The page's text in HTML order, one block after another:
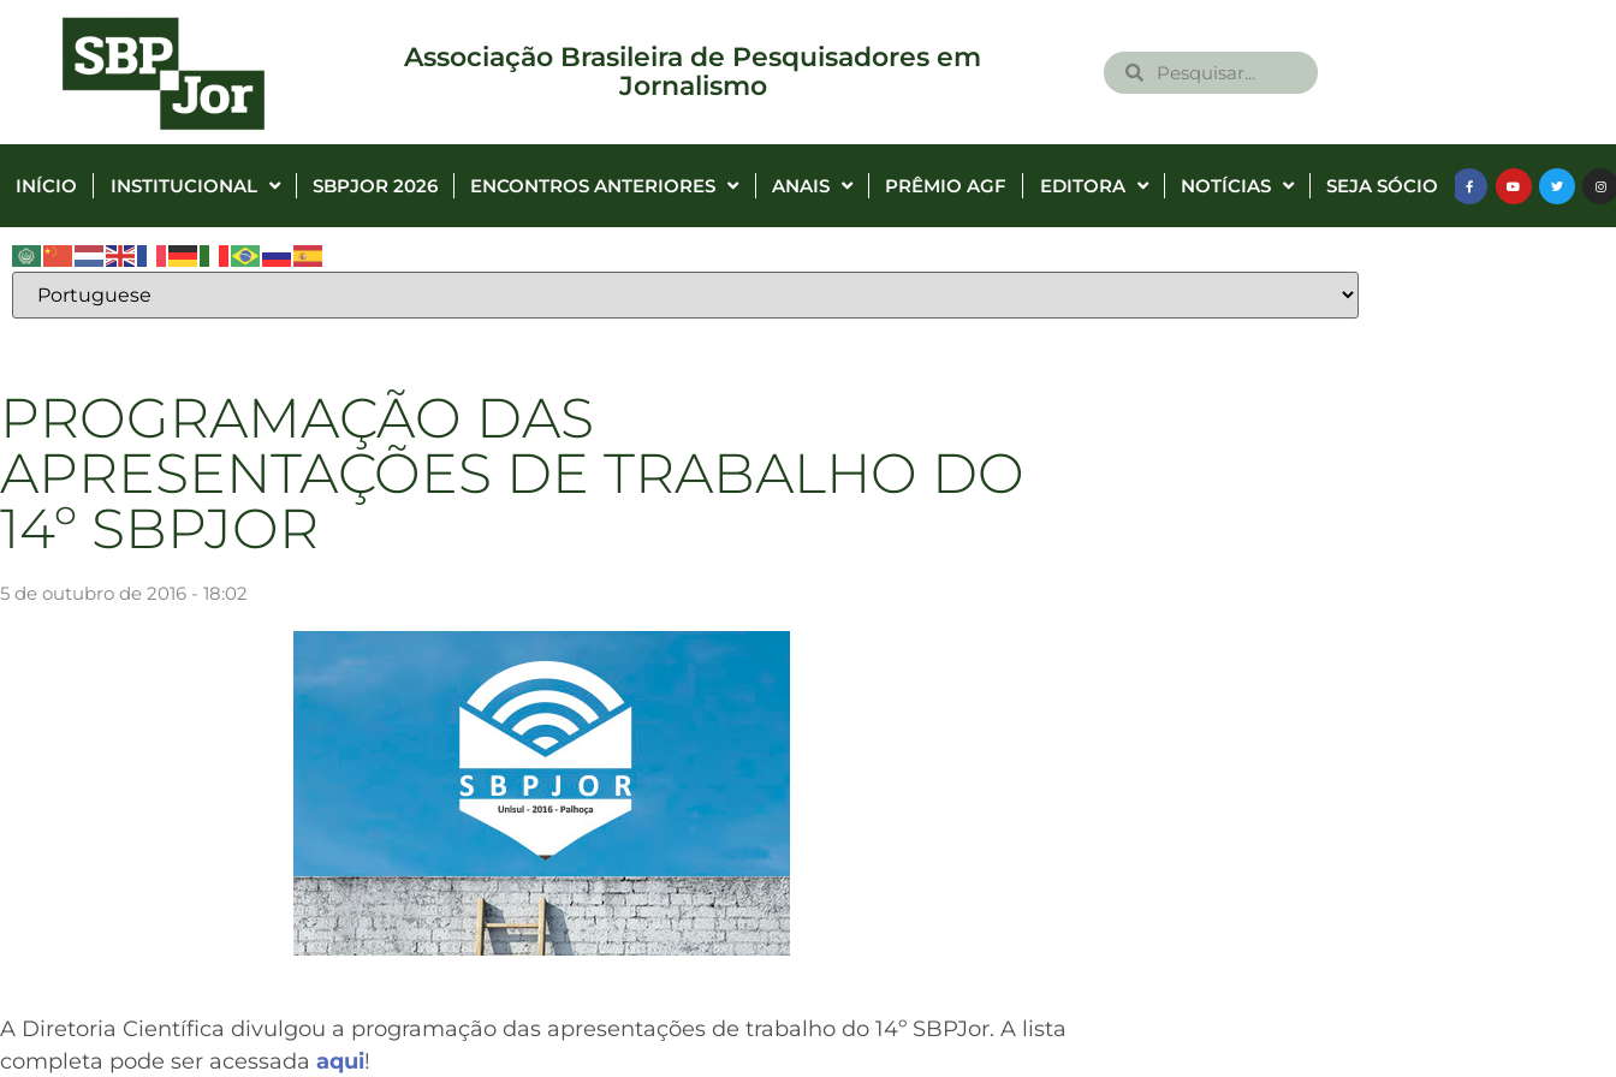
Associação Brasileira de Pesquisadores em
Jornalismo
INÍCIO INSTITUCIONAL SBPJOR 2026 ENCONTROS ANTERIORES ANAIS PRÊMIO AGF EDITORA NOTÍCIAS SEJA SÓCIO
PROGRAMAÇÃO DAS
APRESENTAÇÕES DE TRABALHO DO
14º SBPJOR
5 de outubro de 2016 - 18:02
A Diretoria Científica divulgou a programação das apresentações de trabalho do 14º SBPJor. A lista
completa pode ser acessada aqui!